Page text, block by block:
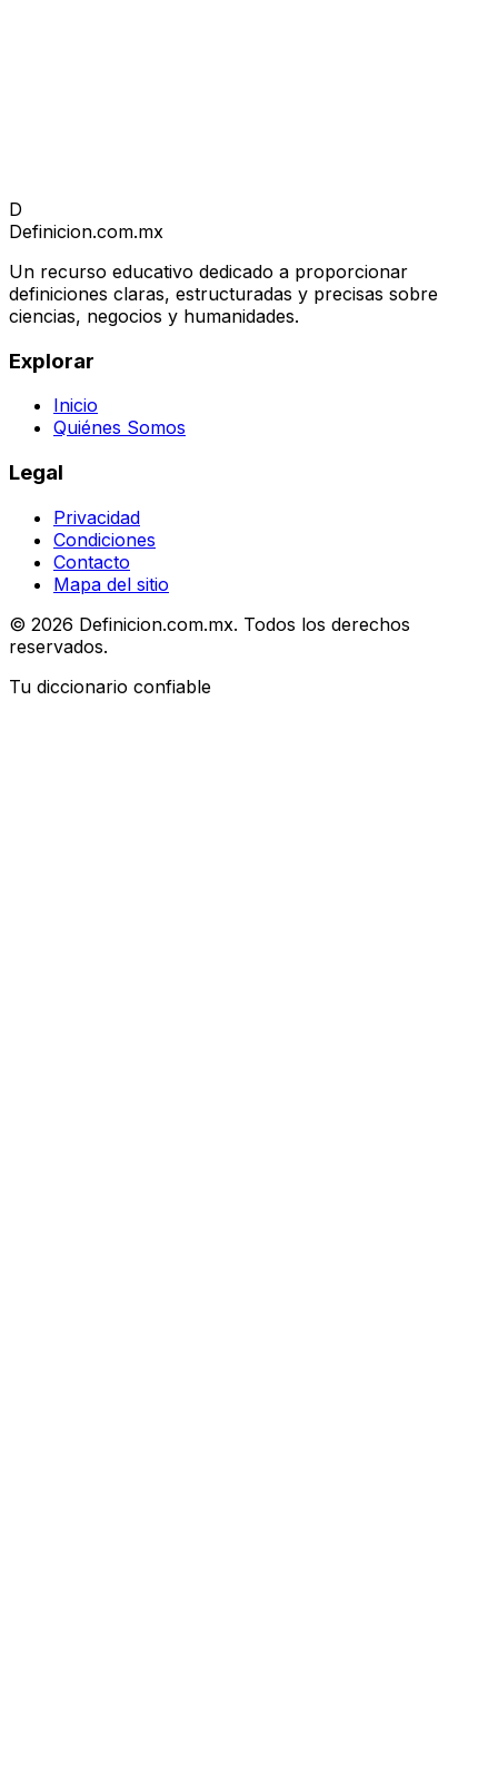
D
Definicion.com.mx
Un recurso educativo dedicado a proporcionar
definiciones claras, estructuradas y precisas sobre
ciencias, negocios y humanidades.
Explorar
Inicio
Quiénes Somos
Legal
Privacidad
Condiciones
Contacto
Mapa del sitio
© 2026 Definicion.com.mx. Todos los derechos
reservados.
Tu diccionario confiable